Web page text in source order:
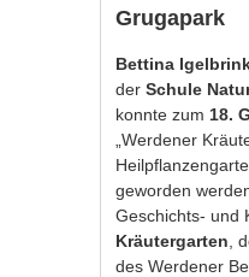
Grugapark
Bettina
derSchule
konnte zum 18.
„Werdener
geworden
Geschichts- und
Kräutergarten ,
des Werdener